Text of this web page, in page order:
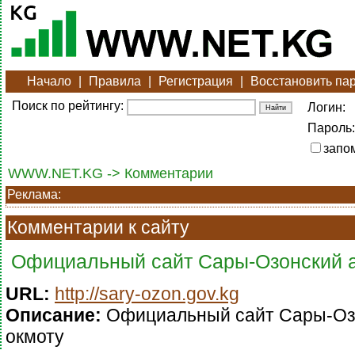
Начало Правила Регистрация
Восстановить
Поиск по рейтингу:
Логин:
Пароль:
WWW.NET.KG -> Комментарии
Реклама:
Комментарии к сайту
Официальный сайт Сары-Озонский
URL: http://sary-ozon.gov.kg
Описание: Официальный сайт Сары-
окмоту